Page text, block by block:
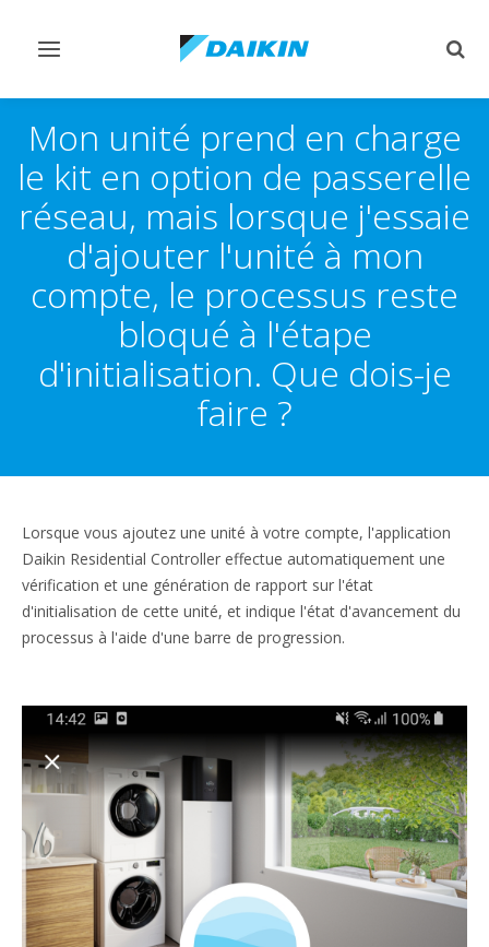
Afficher/masquer
Mon unité prend en charge
le kit en option de passerelle
réseau, mais lorsque j'essaie
d'ajouter l'unité à mon
compte, le processus reste
bloqué à l'étape
d'initialisation. Que dois-je
faire ?
Lorsque vous ajoutez une unité à votre compte, l'application
Daikin Residential Controller effectue automatiquement une
vérification et une génération de rapport sur l'état
d'initialisation de cette unité, et indique l'état d'avancement du
processus à l'aide d'une barre de progression.